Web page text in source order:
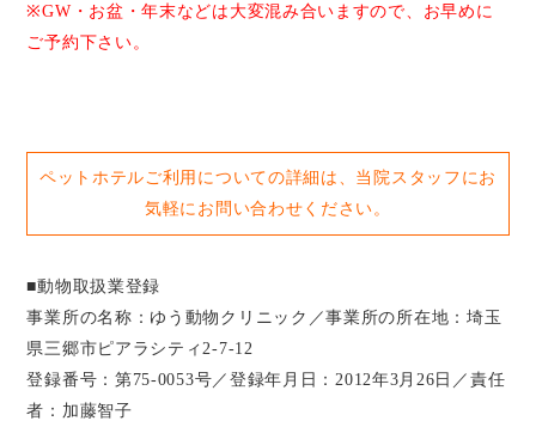
※GW・お盆・年末などは大変混み合いますので、お早めに
ご予約下さい。
ペットホテルご利用についての詳細は、当院スタッフにお
気軽にお問い合わせください。
■動物取扱業登録
事業所の名称：ゆう動物クリニック／事業所の所在地：埼玉
県三郷市ピアラシティ2-7-12
登録番号：第75-0053号／登録年月日：2012年3月26日／責任
者：加藤智子